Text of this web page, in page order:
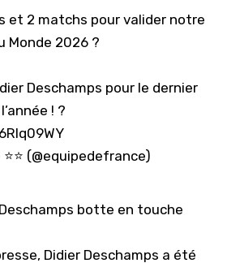
et 2 matchs pour valider notre
Monde 2026 ?
Deschamps pour le dernier
! ?
(@equipedefrance)
botte en touche
Didier Deschamps a été